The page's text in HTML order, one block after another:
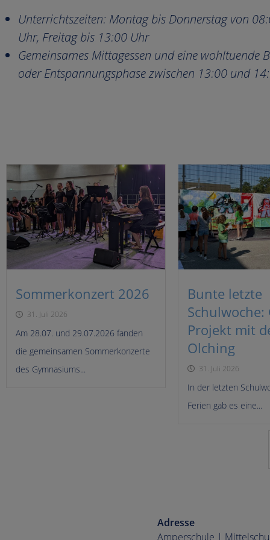
Unterrichtszeiten: Montag bis Donnerstag von
Uhr, Freitag bis 13:00 Uhr
Gemeinsames Mittagessen und eine wohltuende
oder Entspannungsphase zwischen 13:00 und
Sommerkonzert 2026
31. Juli 2026
Am 28.07. und 29.07.2026 fanden
die gemeinsamen Sommerkonzerte
des Gymnasiums...
Bunte letzte
Projekt mit
Olching
31. Juli 2026
In der letzten
Ferien gab es eine...
Adresse
Amperschule |